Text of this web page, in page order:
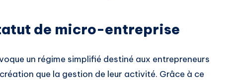
de micro-entreprise
un régime simplifié destiné aux entrepreneurs
que la gestion de leur activité. Grâce à ce